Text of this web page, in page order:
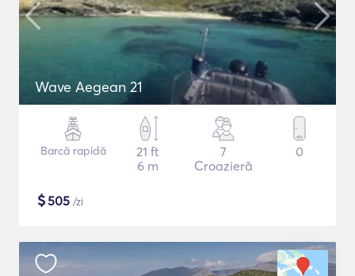
Wave Aegean 21
Barcă rapidă
21 ft
6 m
7
Croazieră
0
$505 /zi